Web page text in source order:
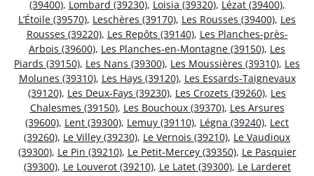
(39400), Lombard (39230), Loisia (39320), Lézat (39400),
L’Étoile (39570), Leschères (39170), Les Rousses (39400), Les
Rousses (39220), Les Repôts (39140), Les Planches-près-
Arbois (39600), Les Planches-en-Montagne (39150), Les
Piards (39150), Les Nans (39300), Les Moussières (39310), Les
Molunes (39310), Les Hays (39120), Les Essards-Taignevaux
(39120), Les Deux-Fays (39230), Les Crozets (39260), Les
Chalesmes (39150), Les Bouchoux (39370), Les Arsures
(39600), Lent (39300), Lemuy (39110), Légna (39240), Lect
(39260), Le Villey (39230), Le Vernois (39210), Le Vaudioux
(39300), Le Pin (39210), Le Petit-Mercey (39350), Le Pasquier
(39300), Le Louverot (39210), Le Latet (39300), Le Larderet